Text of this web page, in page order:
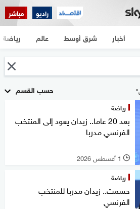
راديو مباشر
أخبار شرق أوسط عالم رياضة
حسب القسم
رياضة
بعد 20 عاما.. زيدان يعود إلى المنتخب
الفرنسي مدربا
l 1 أغسطس 2026
رياضة
حسمت.. زيدان مدربا للمنتخب
الفرنسي